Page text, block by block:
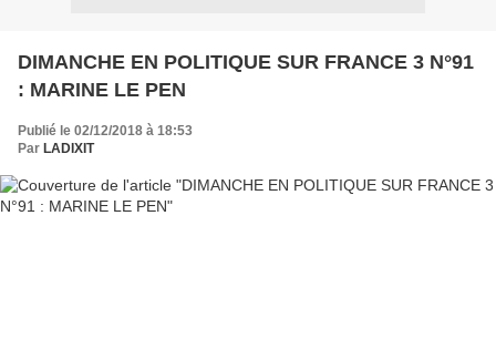
DIMANCHE EN POLITIQUE SUR FRANCE 3 N°91
: MARINE LE PEN
Publié le 02/12/2018 à 18:53
Par LADIXIT